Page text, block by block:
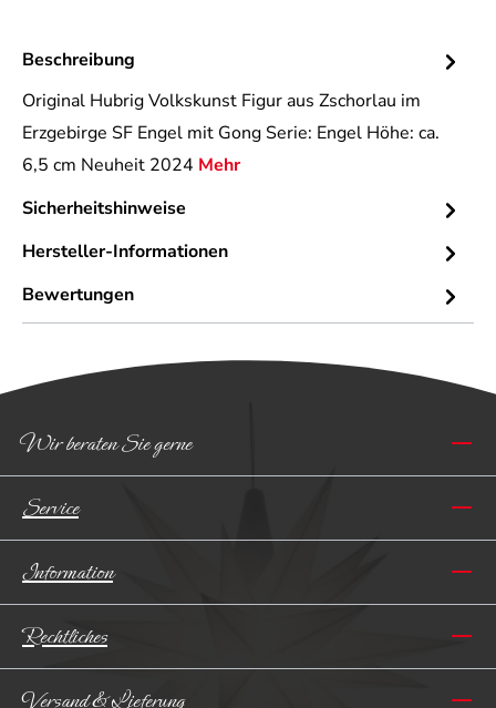
Beschreibung
Original Hubrig Volkskunst Figur aus Zschorlau im
Erzgebirge SF Engel mit Gong Serie: Engel Höhe: ca.
6,5 cm Neuheit 2024 Mehr
Sicherheitshinweise
Hersteller-Informationen
Bewertungen
Wir beraten Sie gerne
Service
Information
Rechtliches
Versand & Lieferung